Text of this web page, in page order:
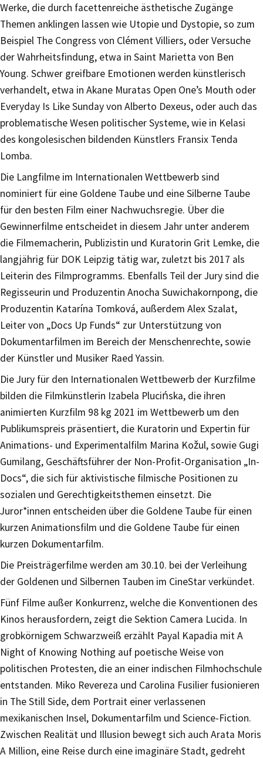
Werke, die durch facettenreiche ästhetische Zugänge
Themen anklingen lassen wie Utopie und Dystopie, so zum
Beispiel The Congress von Clément Villiers, oder Versuche
der Wahrheitsfindung, etwa in Saint Marietta von Ben
Young. Schwer greifbare Emotionen werden künstlerisch
verhandelt, etwa in Akane Muratas Open One’s Mouth oder
Everyday Is Like Sunday von Alberto Dexeus, oder auch das
problematische Wesen politischer Systeme, wie in Kelasi
des kongolesischen bildenden Künstlers Fransix Tenda
Lomba.
Die Langfilme im Internationalen Wettbewerb sind
nominiert für eine Goldene Taube und eine Silberne Taube
für den besten Film einer Nachwuchsregie. Über die
Gewinnerfilme entscheidet in diesem Jahr unter anderem
die Filmemacherin, Publizistin und Kuratorin Grit Lemke, die
langjährig für DOK Leipzig tätig war, zuletzt bis 2017 als
Leiterin des Filmprogramms. Ebenfalls Teil der Jury sind die
Regisseurin und Produzentin Anocha Suwichakornpong, die
Produzentin Katarína Tomková, außerdem Alex Szalat,
Leiter von „Docs Up Funds“ zur Unterstützung von
Dokumentarfilmen im Bereich der Menschenrechte, sowie
der Künstler und Musiker Raed Yassin.
Die Jury für den Internationalen Wettbewerb der Kurzfilme
bilden die Filmkünstlerin Izabela Plucińska, die ihren
animierten Kurzfilm 98 kg 2021 im Wettbewerb um den
Publikumspreis präsentiert, die Kuratorin und Expertin für
Animations- und Experimentalfilm Marina Kožul, sowie Gugi
Gumilang, Geschäftsführer der Non-Profit-Organisation „In-
Docs“, die sich für aktivistische filmische Positionen zu
sozialen und Gerechtigkeitsthemen einsetzt. Die
Juror*innen entscheiden über die Goldene Taube für einen
kurzen Animationsfilm und die Goldene Taube für einen
kurzen Dokumentarfilm.
Die Preisträgerfilme werden am 30.10. bei der Verleihung
der Goldenen und Silbernen Tauben im CineStar verkündet.
Fünf Filme außer Konkurrenz, welche die Konventionen des
Kinos herausfordern, zeigt die Sektion Camera Lucida. In
grobkörnigem Schwarzweiß erzählt Payal Kapadia mit A
Night of Knowing Nothing auf poetische Weise von
politischen Protesten, die an einer indischen Filmhochschule
entstanden. Miko Revereza und Carolina Fusilier fusionieren
in The Still Side, dem Portrait einer verlassenen
mexikanischen Insel, Dokumentarfilm und Science-Fiction.
Zwischen Realität und Illusion bewegt sich auch Arata Moris
A Million, eine Reise durch eine imaginäre Stadt, gedreht